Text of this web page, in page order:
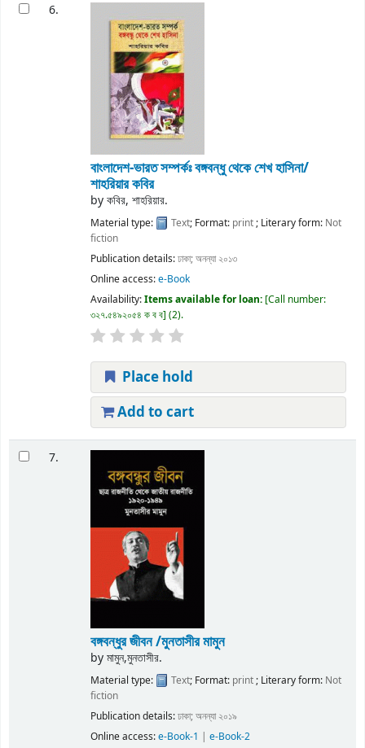
6.
বাংলাদেশ-ভারত সম্পর্কঃ বঙ্গবন্ধু থেকে শেখ হাসিনা/
শাহরিয়ার কবির
byকবির, শাহরিয়ার.
Material type: Text; Format: print; Literary form: Not
fiction
Publication details:ঢাকা;অনন্যা ২০১৩
Online access:e-Book
Availability:Items available for loan: Call number:
৩২৭.৫৪৯২০৫৪ ক ব ব (2).
Place hold
Add to cart
7.
বঙ্গবন্ধুর জীবন /মুনতাসীর মামুন
byমামুন,মুনতাসীর.
Material type: Text; Format: print ; Literary form: Not
fiction
Publication details:ঢাকা;অনন্যা ২০১৯
Online access:e-Book-1 | e-Book-2